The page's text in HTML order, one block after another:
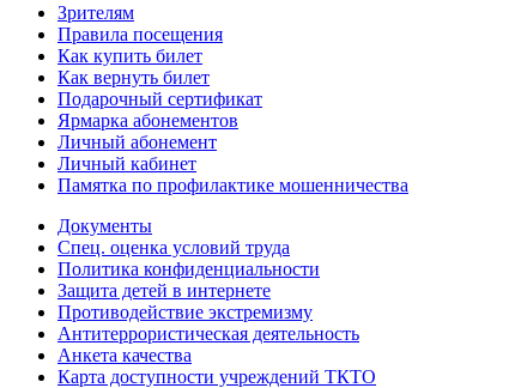
Зрителям
Правила посещения
Как купить билет
Как вернуть билет
Подарочный сертификат
Ярмарка абонементов
Личный абонемент
Личный кабинет
Памятка по профилактике мошенничества
Документы
Спец. оценка условий труда
Политика конфиденциальности
Защита детей в интернете
Противодействие экстремизму
Антитеррористическая деятельность
Анкета качества
Карта доступности учреждений ТКТО